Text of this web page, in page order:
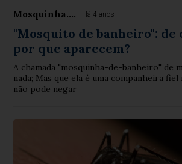
Mosquinha.... Há 4 anos
"Mosquito de banheiro": de
por que aparecem?
A chamada "mosquinha-de-banheiro" de
nada; Mas que ela é uma companheira
não pode negar